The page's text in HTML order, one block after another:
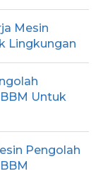
Mesin
Lingkungan
Untuk
Pengolah